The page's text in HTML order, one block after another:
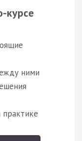
курсе
ними